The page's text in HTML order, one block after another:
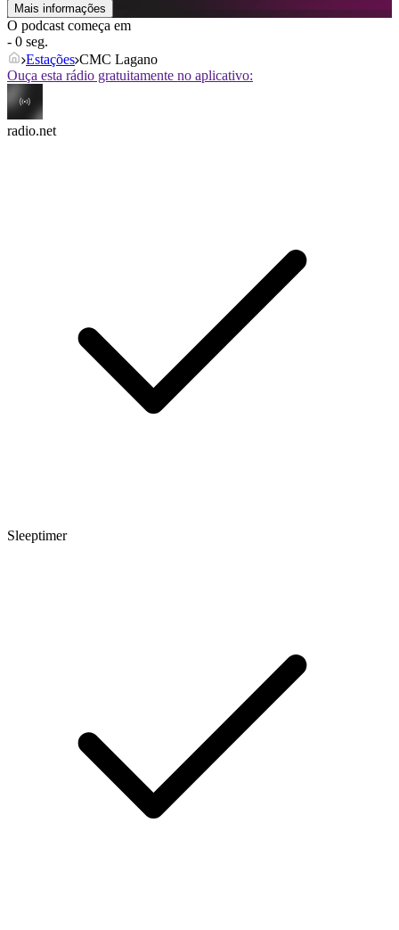
Mais informações
O podcast começa em
- 0 seg.
Estações CMC Lagano
Ouça esta rádio gratuitamente no aplicativo:
radio.net
Sleeptimer